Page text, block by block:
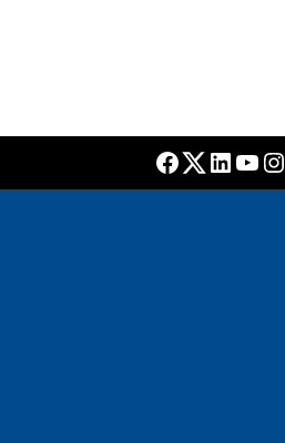
Facebook Twitter LinkedIn YouTube Instagram